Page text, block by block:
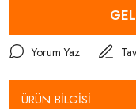
Yorum Yaz
ÜRÜN BİLGİSİ